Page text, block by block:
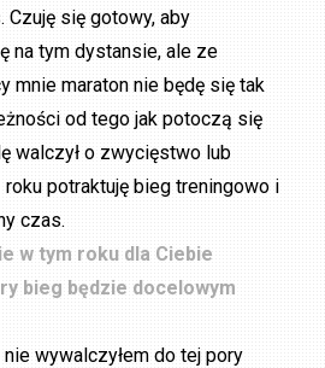
Czuję się gotowy, aby
na tym dystansie, ale ze
mnie maraton nie będę się tak
od tego jak potoczą się
walczył o zwycięstwo lub
potraktuję bieg treningowo i
czas.
w tym roku dla Ciebie
bieg będzie docelowym
wywalczyłem do tej pory